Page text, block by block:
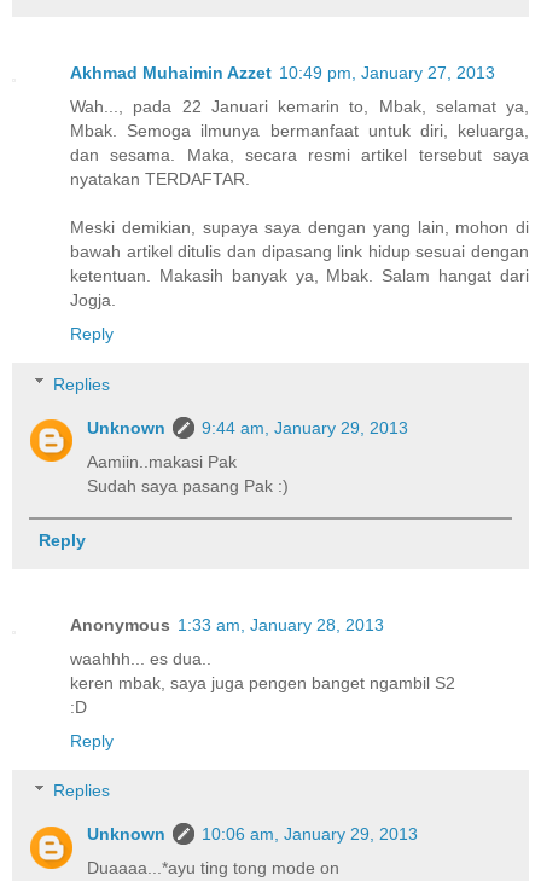
Akhmad Muhaimin Azzet 10:49 pm, January 27, 2013
Wah..., pada 22 Januari kemarin to, Mbak, selamat ya,
Mbak. Semoga ilmunya bermanfaat untuk diri, keluarga,
dan sesama. Maka, secara resmi artikel tersebut saya
nyatakan TERDAFTAR.
Meski demikian, supaya saya dengan yang lain, mohon di
bawah artikel ditulis dan dipasang link hidup sesuai dengan
ketentuan. Makasih banyak ya, Mbak. Salam hangat dari
Jogja.
Reply
Replies
Unknown
9:44 am, January 29, 2013
Aamiin..makasi Pak
Sudah saya pasang Pak :)
Reply
Anonymous 1:33 am, January 28, 2013
waahhh... es dua..
keren mbak, saya juga pengen banget ngambil S2
:D
Reply
Replies
Unknown
10:06 am, January 29, 2013
Duaaaa...*ayu ting tong mode on